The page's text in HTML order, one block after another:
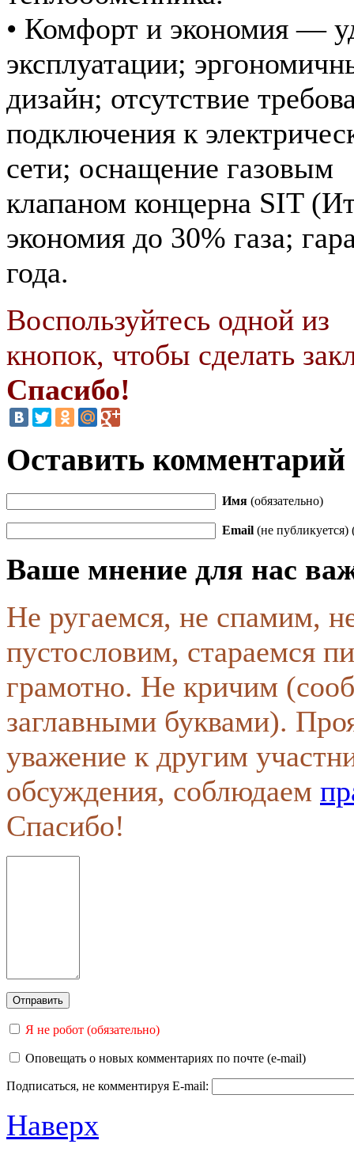
• Комфорт и экономия —
эксплуатации;
дизайн; отсутствие
подключения к
сети; оснащение газовым
клапаном концерна SIT
экономия до 30% газа;
года.
Воспользуйтесь одной из
кнопок, чтобы сделать
Спасибо!
Оставить комментарий
Имя (обязательно)
Email (не публикуется)
Ваше мнение для нас
Не ругаемся, не спамим,
пустословим, стараемся
грамотно. Не кричим
заглавными буквами).
уважение к другим
обсуждения, соблюдаем
Спасибо!
Я не робот (обязательно)
Оповещать о новых комментариях по почте (e-mail)
Подписаться, не комментируя E-mail:
Наверх